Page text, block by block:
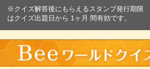
※クイズ解答後にもらえるスタンプ発行期限
はクイズ出題日から 1ヶ月 間有効です。